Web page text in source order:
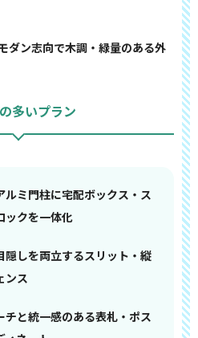
ダン志向で木調・緑量のある外
多いプラン
ルミ門柱に宅配ボックス・ス
ックを一体化
隠しを両立するスリット・縦
ンス
チと統一感のある表札・ポス